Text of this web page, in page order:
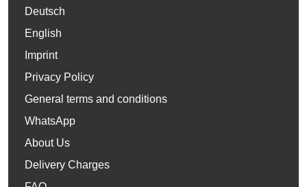
Deutsch
English
Imprint
Privacy Policy
General terms and conditions
WhatsApp
About Us
Delivery Charges